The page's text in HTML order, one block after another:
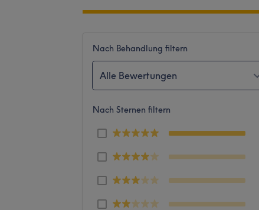
Nach Behandlung filtern
Alle Bewertungen
Nach Sternen filtern